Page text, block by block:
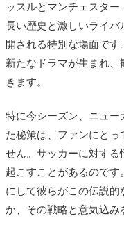
ッスルとマンチェスター
長い歴史と激しいライバ
開される特別な場面で
新たなドラマが生まれ
きます。
特に今シーズン、ニュー
た秘策は、ファンにとっ
せん。サッカーに対する
起こすことがあるので
にして彼らがこの伝説
か、その戦略と意気込み